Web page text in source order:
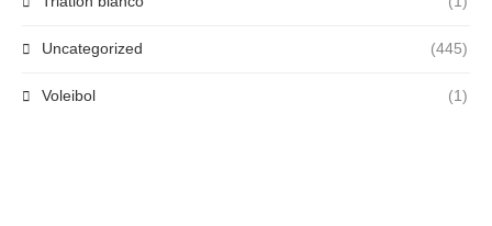
Uncategorized (445)
Voleibol (1)